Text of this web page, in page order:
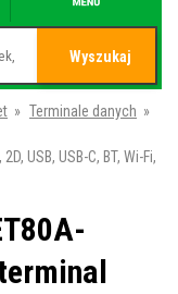
Wyszukaj
» Terminale danych »
USB, USB-C, BT, Wi-Fi,